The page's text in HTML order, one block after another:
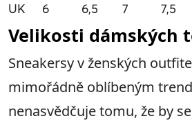
UK 6 6,5 7 7,5
Velikosti dámských
Sneakersy v ženských
mimořádně oblíbeným
nenasvědčuje tomu, že by